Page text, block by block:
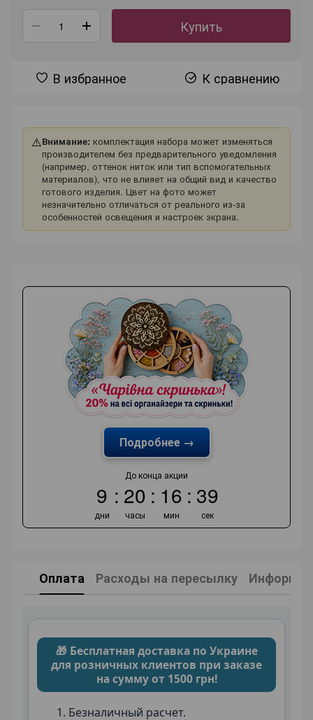
Купить
В избранное К сравнению
⚠️Внимание: комплектация набора может изменяться
производителем без предварительного уведомления
(например, оттенок ниток или тип вспомогательных
материалов), что не влияет на общий вид и качество
готового изделия. Цвет на фото может
незначительно отличаться от реального из-за
особенностей освещения и настроек экрана.
Подробнее →
До конца акции
9
дни
20
часы
16
мин
39
сек
Оплата Расходы на пересылку
🎁 Бесплатная доставка по Украине
для розничных клиентов при заказе
на сумму от 1500 грн!
Безналичный расчет.